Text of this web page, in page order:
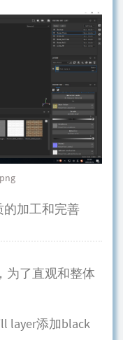
的加工和完善
为了直观和整体
layer添加black